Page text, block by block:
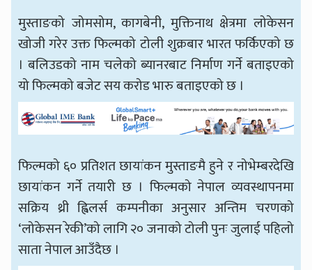
मुस्ताङको जोमसोम, कागबेनी, मुक्तिनाथ क्षेत्रमा लोकेसन
खोजी गरेर उक्त फिल्मको टोली शुक्रबार भारत फर्किएको छ
। बलिउडको नाम चलेको ब्यानरबाट निर्माण गर्ने बताइएको
यो फिल्मको बजेट सय करोड भारु बताइएको छ ।
फिल्मको ६० प्रतिशत छायांकन मुस्ताङमै हुने र नोभेम्बरदेखि
छायांकन गर्ने तयारी छ । फिल्मको नेपाल व्यवस्थापनमा
सक्रिय थ्री ह्विलर्स कम्पनीका अनुसार अन्तिम चरणको
‘लोकेसन रेकी’को लागि २० जनाको टोली पुनः जुलाई पहिलो
साता नेपाल आउँदैछ ।